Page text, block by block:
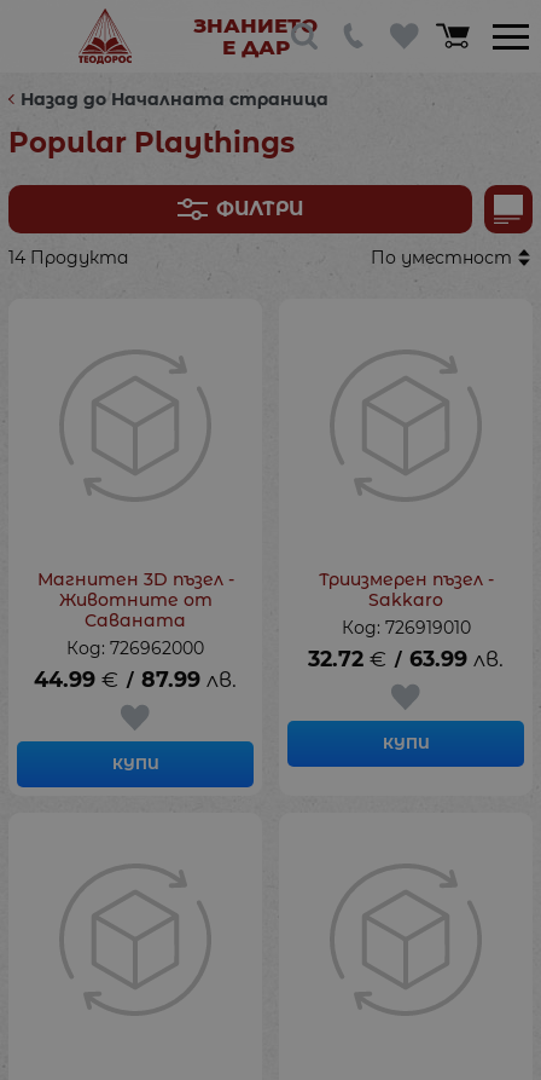
ЗНАНИЕТО
Е ДАР
Назад до Началната страница
Popular Playthings
ФИЛТРИ
14 Продукта По уместност
Магнитен 3D пъзел -
Животните от
Саваната
Код: 726962000
44.99 € / 87.99 лв.
КУПИ
Триизмерен пъзел -
Sakkaro
Код: 726919010
32.72 € / 63.99 лв.
КУПИ